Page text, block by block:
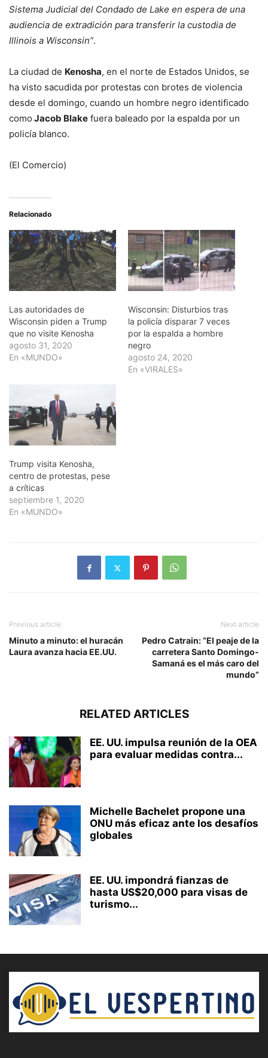
Sistema Judicial del Condado de Lake en espera de una
audiencia de extradición para transferir la custodia de
Illinois a Wisconsin”.
La ciudad de Kenosha, en el norte de Estados Unidos, se
ha visto sacudida por protestas con brotes de violencia
desde el domingo, cuando un hombre negro identificado
como Jacob Blake fuera baleado por la espalda por un
policía blanco.
(El Comercio)
Relacionado
Las autoridades de
Wisconsin piden a Trump
que no visite Kenosha
agosto 31, 2020
En «MUNDO»
Wisconsin: Disturbios tras
la policía disparar 7 veces
por la espalda a hombre
negro
agosto 24, 2020
En «VIRALES»
Trump visita Kenosha,
centro de protestas, pese
a críticas
septiembre 1, 2020
En «MUNDO»
Previous article
Minuto a minuto: el huracán
Laura avanza hacia EE.UU.
Next article
Pedro Catrain: “El peaje de la
carretera Santo Domingo-
Samaná es el más caro del
mundo”
RELATED ARTICLES
EE. UU. impulsa reunión de la OEA
para evaluar medidas contra...
Michelle Bachelet propone una
ONU más eficaz ante los desafíos
globales
EE. UU. impondrá fianzas de
hasta US$20,000 para visas de
turismo...